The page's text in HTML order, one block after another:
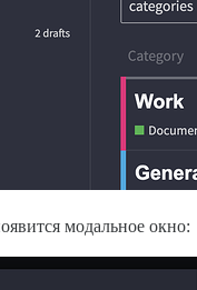
модальное окно: